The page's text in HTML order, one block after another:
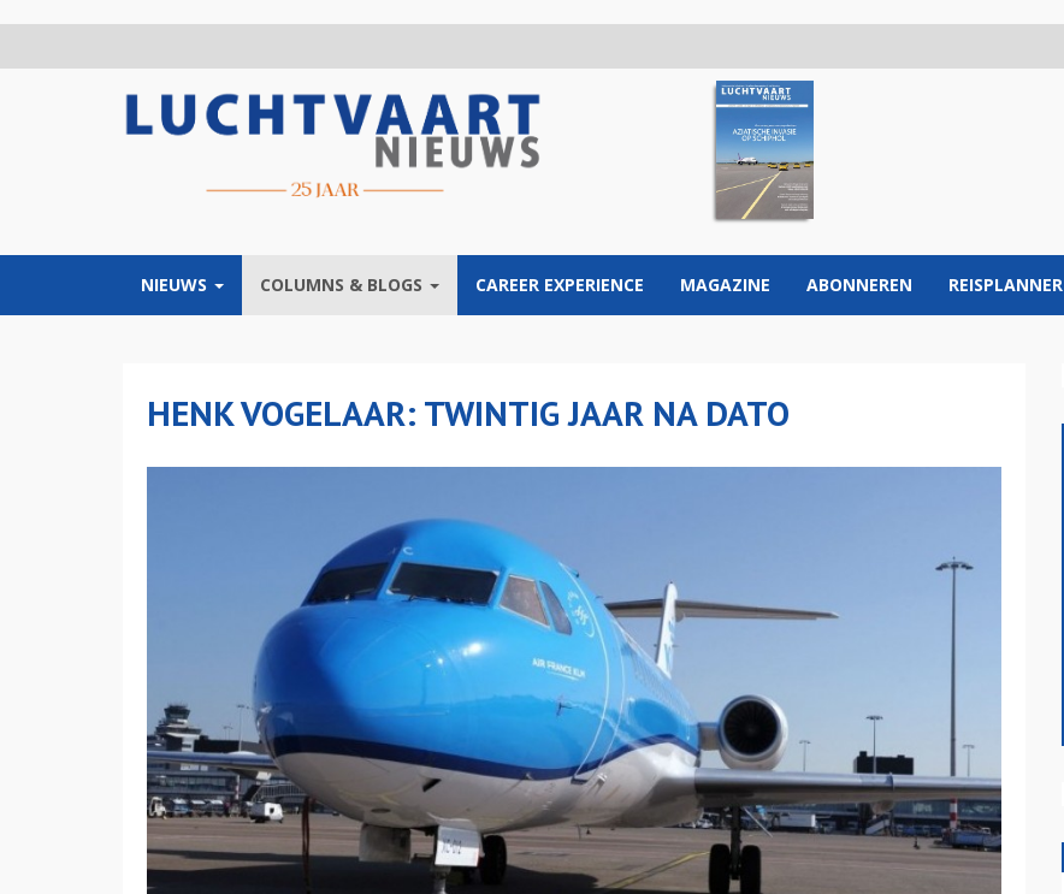
NIEUWS COLUMNS & BLOGS CAREER EXPERIENCE MAGAZINE ABONNEREN REISPLANNER
HENK VOGELAAR: TWINTIG JAAR NA DATO